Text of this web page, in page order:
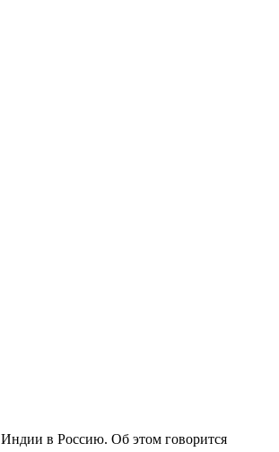
Индии в Россию. Об этом говорится